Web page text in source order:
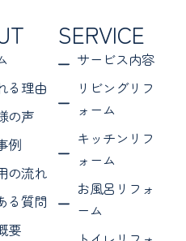
る理由
の声
例
の流れ
る質問
要
SERVICE
サービス内容
リビングリフ
ォーム
キッチンリフ
ォーム
お風呂リフォ
ーム